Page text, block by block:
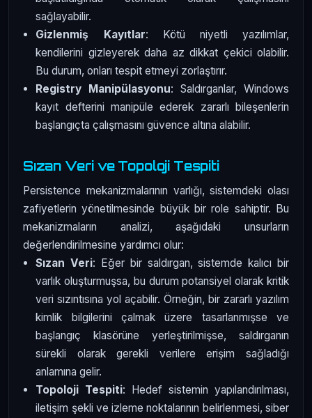
sağlayabilir.
Gizlenmiş Kayıtlar: Kötü niyetli yazılımlar,
kendilerini gizleyerek daha az dikkat çekici olabilir.
Bu durum, onları tespit etmeyi zorlaştırır.
Registry Manipülasyonu: Saldırganlar, Windows
kayıt defterini manipüle ederek zararlı bileşenlerin
başlangıçta çalışmasını güvence altına alabilir.
Sızan Veri ve Topoloji Tespiti
Persistence mekanizmalarının varlığı, sistemdeki olası
zafiyetlerin yönetilmesinde büyük bir role sahiptir. Bu
mekanizmaların analizi, aşağıdaki unsurların
değerlendirilmesine yardımcı olur:
Sızan Veri: Eğer bir saldırgan, sistemde kalıcı bir
varlık oluşturmuşsa, bu durum potansiyel olarak kritik
veri sızıntısına yol açabilir. Örneğin, bir zararlı yazılım
kimlik bilgilerini çalmak üzere tasarlanmışse ve
başlangıç klasörüne yerleştirilmişse, saldırganın
sürekli olarak gerekli verilere erişim sağladığı
anlamına gelir.
Topoloji Tespiti: Hedef sistemin yapılandırılması,
iletişim şekli ve izleme noktalarının belirlenmesi, siber